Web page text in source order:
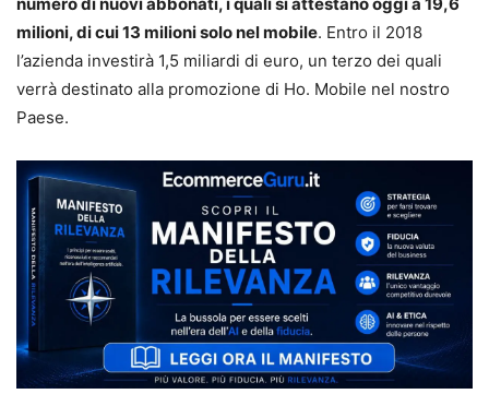
milioni, di cui 13 milioni solo nel mobile. Entro il 2018
l’azienda investirà 1,5 miliardi di euro, un terzo dei quali
verrà destinato alla promozione di Ho. Mobile nel nostro
Paese.